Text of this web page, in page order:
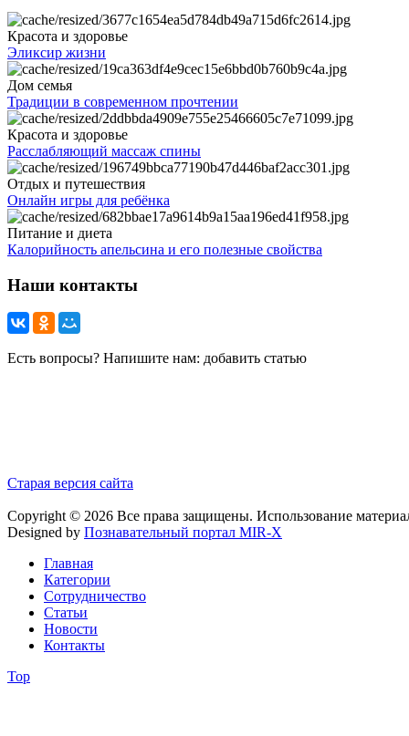
Красота и здоровье
Эликсир жизни
Дом семья
Традиции в современном прочтении
Красота и здоровье
Расслабляющий массаж спины
Отдых и путешествия
Онлайн игры для ребёнка
Питание и диета
Калорийность апельсина и его полезные свойства
Наши контакты
Есть вопросы? Напишите нам: добавить статью
Старая версия сайта
Copyright © 2026 Все права защищены. Использование
Designed by Познавательный портал MIR-X
Главная
Категории
Сотрудничество
Статьи
Новости
Контакты
Top